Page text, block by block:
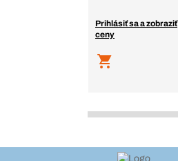
Prihlásiť sa a zobraziť
ceny